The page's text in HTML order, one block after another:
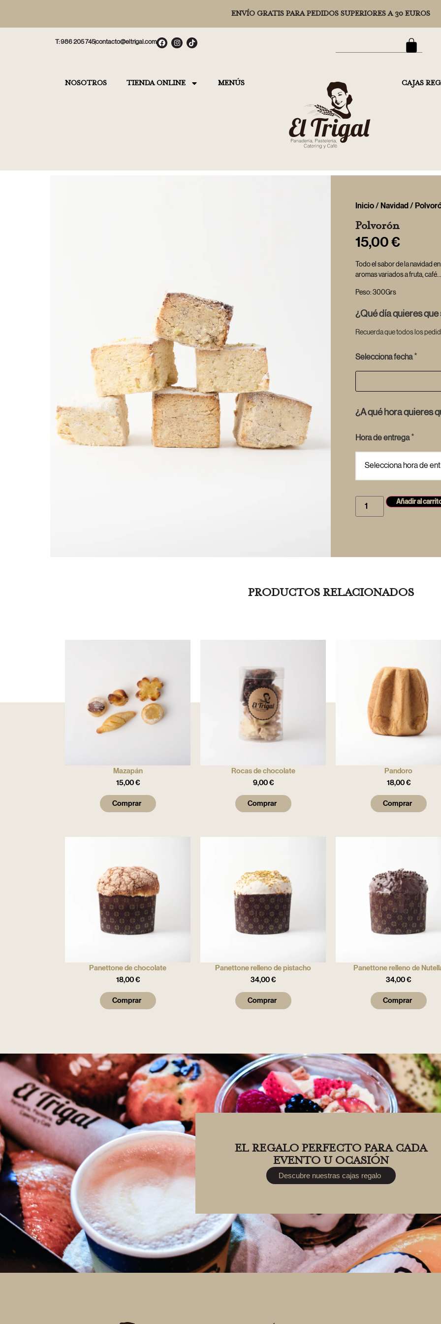
ENVÍO GRATIS PARA PEDIDOS SUPERIORES A 30 EUROS
T: 986 205 745contacto@eltrigal.com
NOSOTROS TIENDA ONLINE MENÚS CAJAS
Inicio/Navidad/
Polvorón
15,00€
Todo el sabor de la navidad
aromas variados a fruta, café…
Peso: 300Grs
¿Qué día quieres
Recuerda que todos los
Selecciona fecha*
¿A qué hora quieres
Hora de entrega*
Añadir al
PRODUCTOS RELACIONADOS
Mazapán
15,00€
Comprar
Rocas de chocolate
9,00€
Comprar
Pandoro
18,00€
Comprar
Panettone de chocolate
18,00€
Comprar
Panettone relleno de pistacho
34,00€
Comprar
Panettone relleno de
34,00€
Comprar
EL REGALO PERFECTO PARA CADA
EVENTO U OCASIÓN
Descubre nuestras cajas regalo